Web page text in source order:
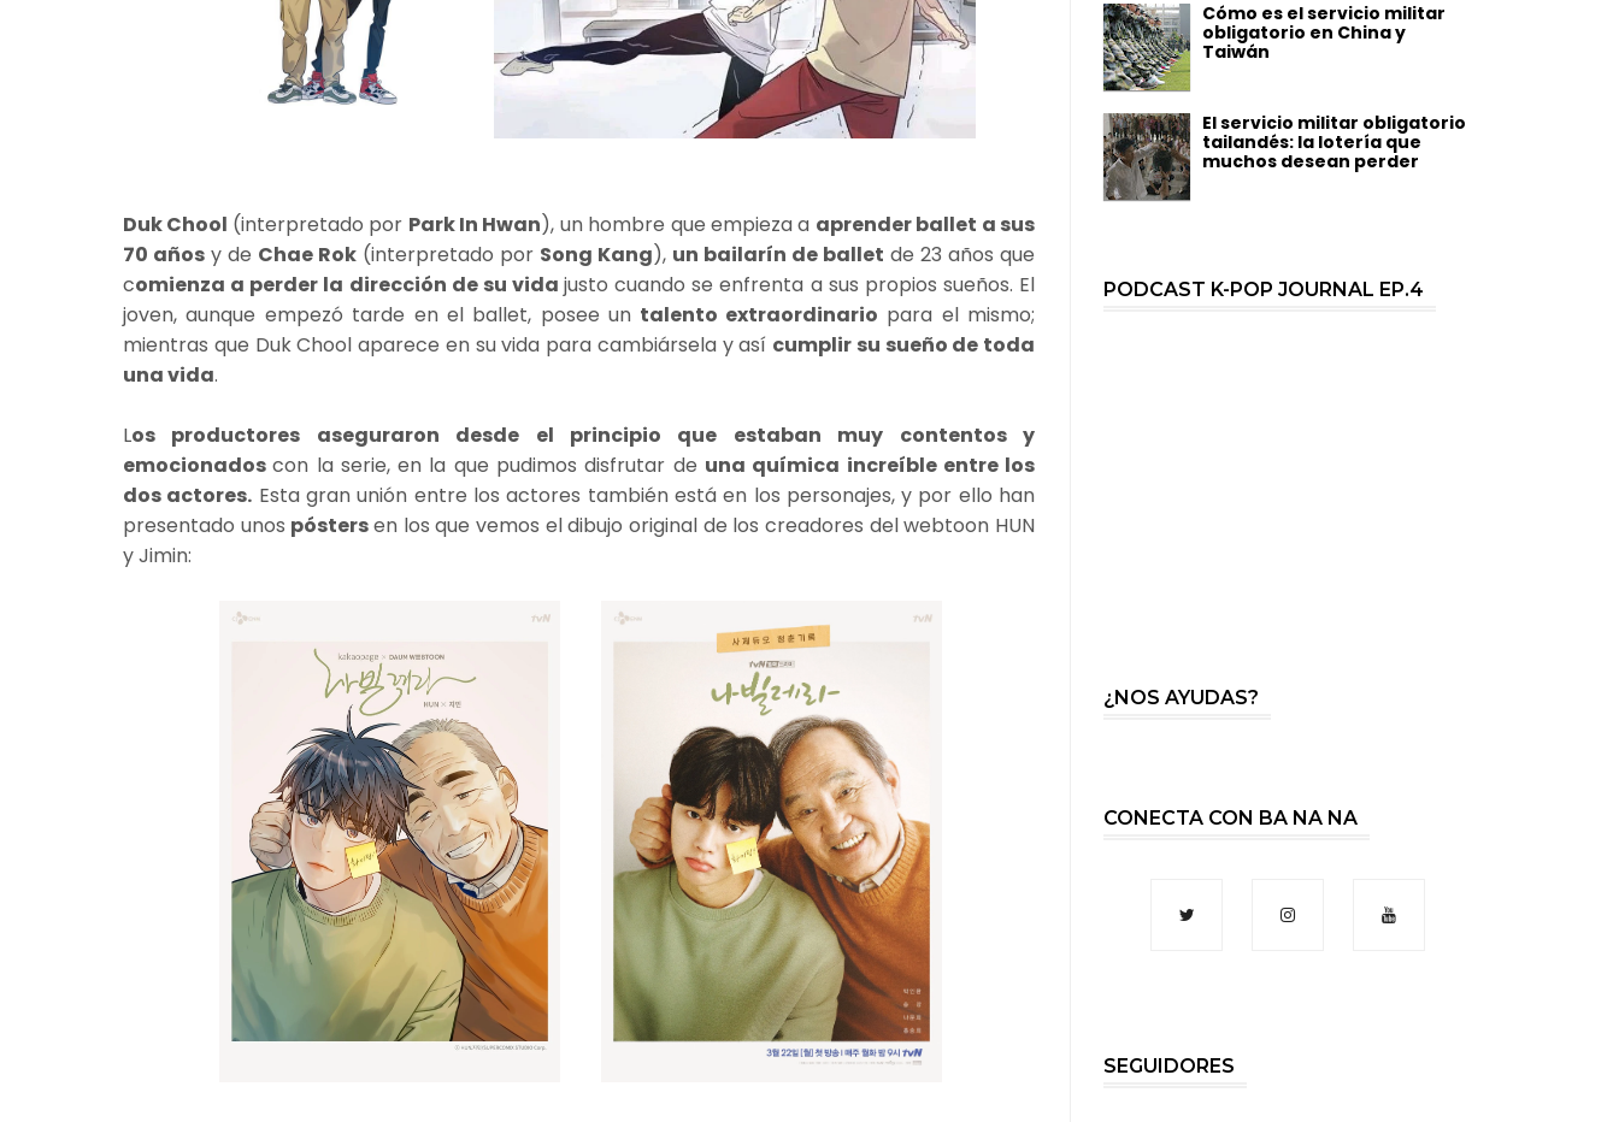
Duk Chool (interpretado por Park In Hwan), un hombre que empieza a aprender ballet a sus
70 años y de Chae Rok (interpretado por Song Kang), un bailarín de ballet de 23 años que
comienza a perder la dirección de su vidajusto cuando se enfrenta a sus propios sueños. El
joven, aunque empezó tarde en el ballet, posee un talento extraordinario para el mismo;
mientras que Duk Chool aparece en su vida para cambiársela y así cumplir su sueño de toda
una vida.
Los productores aseguraron desde el principio que estaban muy contentos y
emocionadoscon la serie, en la que pudimos disfrutar de una química increíble entre los
dos actores. Esta gran unión entre los actores también está en los personajes, y por ello han
presentado unos póstersen los que vemos el dibujo original de los creadores del webtoon HUN
y Jimin:
Cómo es el servicio militar
obligatorio en China y
Taiwán
El servicio militar obligatorio
tailandés: la lotería que
muchos desean perder
PODCAST K-POP JOURNAL EP.4
¿NOS AYUDAS?
CONECTA CON BA NA NA
SEGUIDORES